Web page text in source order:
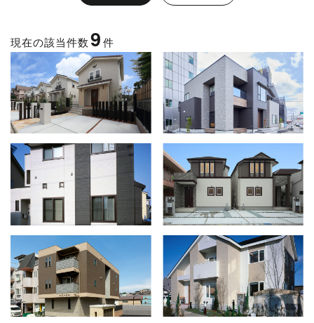
現在の該当件数9件